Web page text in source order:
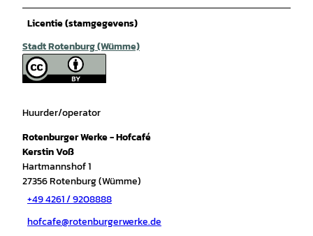
Licentie (stamgegevens)
Stadt Rotenburg (Wümme)
Huurder/operator
Rotenburger Werke - Hofcafé
Kerstin Voß
Hartmannshof 1
27356Rotenburg (Wümme)
+49 4261 / 9208888
hofcafe@rotenburgerwerke.de